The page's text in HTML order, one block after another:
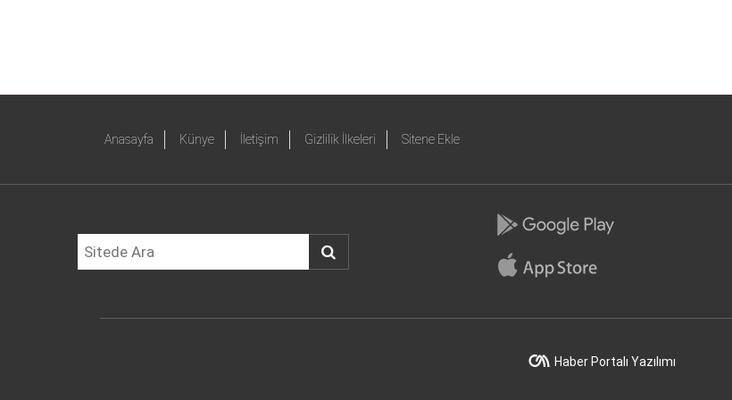
Anasayfa Künye İletişim Gizlilik İlkeleri Sitene Ekle
Haber Portalı Yazılımı